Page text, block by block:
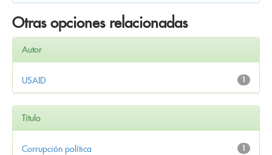
Otras opciones relacionadas
Autor
1
USAID
Título
1
Corrupción política